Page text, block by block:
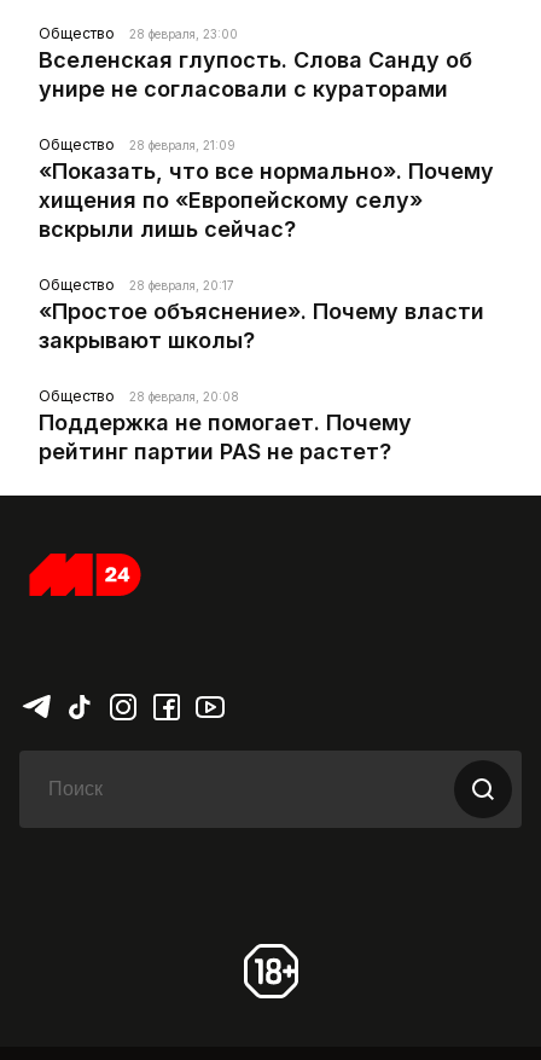
Общество 28 февраля, 23:00
Вселенская глупость. Слова Санду об
унире не согласовали с кураторами
Общество 28 февраля, 21:09
«Показать, что все нормально». Почему
хищения по «Европейскому селу»
вскрыли лишь сейчас?
Общество 28 февраля, 20:17
«Простое объяснение». Почему власти
закрывают школы?
Общество 28 февраля, 20:08
Поддержка не помогает. Почему
рейтинг партии PAS не растет?